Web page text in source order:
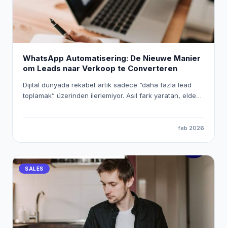
WhatsApp Automatisering: De Nieuwe Manier
om Leads naar Verkoop te Converteren
Dijital dünyada rekabet artık sadece “daha fazla lead
toplamak” üzerinden ilerlemiyor. Asıl fark yaratan, elde
etkileşim oranlarıyla en güçlü iletişim kanallarından biri
yazıda, n8n kullanarak WhatsApp otomasyonu kurmayı,
Eaglet ve Leadocean gibi platformlardan gelen lead’leri
satışa dönüştürmeyi ve bu süreci nasıl optimize
edebileceğinizi detaylı şekilde ele alıyoruz.
feb 2026
SALES